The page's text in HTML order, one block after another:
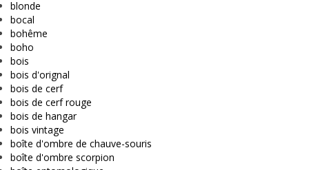
blonde
bocal
bohême
boho
bois
bois d'orignal
bois de cerf
bois de cerf rouge
bois de hangar
bois vintage
boîte d'ombre de chauve-souris
boîte d'ombre scorpion